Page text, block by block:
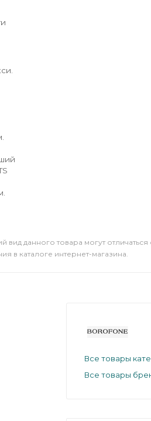
вид данного товара могут отличаться
в каталоге интернет-магазина.
Все товары
Все товары